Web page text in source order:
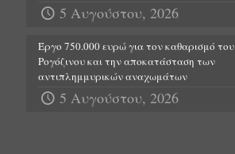
5 Αυγούστου, 2026
Έργο 750.000 ευρώ για τον καθαρισμό του
Ρογόζινου και την αποκατάσταση των
αντιπλημμυρικών αναχωμάτων
5 Αυγούστου, 2026